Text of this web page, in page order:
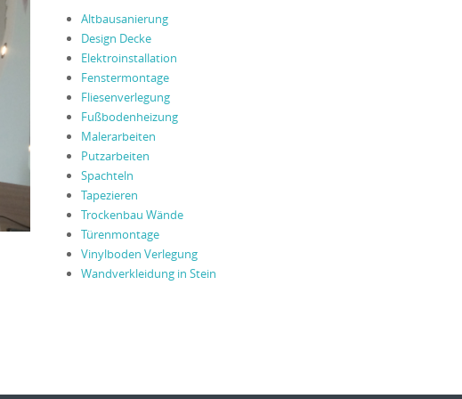
Altbausanierung
Design Decke
Elektroinstallation
Fenstermontage
Fliesenverlegung
Fußbodenheizung
Malerarbeiten
Putzarbeiten
Spachteln
Tapezieren
Trockenbau Wände
Türenmontage
Vinylboden Verlegung
Wandverkleidung in Stein